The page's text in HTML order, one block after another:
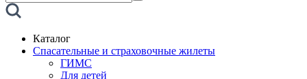
Каталог
Спасательные и страховочные жилеты
ГИМС
Для детей